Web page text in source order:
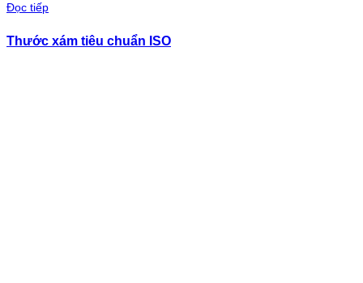
Đọc tiếp
Thước xám tiêu chuẩn ISO